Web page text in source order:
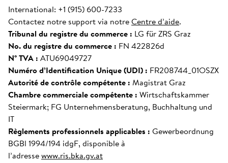
International: +1 (915) 600-7233
Contactez notre support via notreCentre d’aide.
Tribunal du registre du commerce : LG für ZRS Graz
No. du registre du commerce : FN 422826d
N° TVA : ATU69049727
Numéro d’Identification Unique (UDI) : FR208744_01OSZX
Autorité de contrôle compétente : Magistrat Graz
Chambre commerciale compétente : Wirtschaftskammer
Steiermark; FG Unternehmensberatung, Buchhaltung und
IT
Règlements professionnels applicables : Gewerbeordnung
BGBl 1994/194 idgF, disponible à
l’adressewww.ris.bka.gv.at